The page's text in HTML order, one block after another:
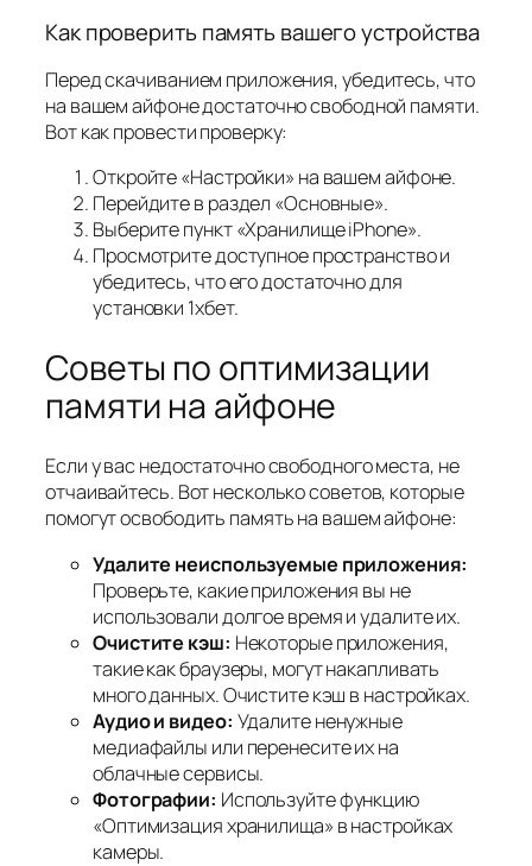
Как проверить память вашего устройства
Перед скачиванием приложения, убедитесь, что
на вашем айфоне достаточно свободной памяти.
Вот как провести проверку:
Откройте «Настройки» на вашем айфоне.
Перейдите в раздел «Основные».
Выберите пункт «Хранилище iPhone».
Просмотрите доступное пространство и
убедитесь, что его достаточно для
установки 1хбет.
Советы по оптимизации
памяти на айфоне
Если у вас недостаточно свободного места, не
отчаивайтесь. Вот несколько советов, которые
помогут освободить память на вашем айфоне:
Удалите неиспользуемые приложения:
Проверьте, какие приложения вы не
использовали долгое время и удалите их.
Очистите кэш: Некоторые приложения,
такие как браузеры, могут накапливать
много данных. Очистите кэш в настройках.
Аудио и видео: Удалите ненужные
медиафайлы или перенесите их на
облачные сервисы.
Фотографии: Используйте функцию
«Оптимизация хранилища» в настройках
камеры.